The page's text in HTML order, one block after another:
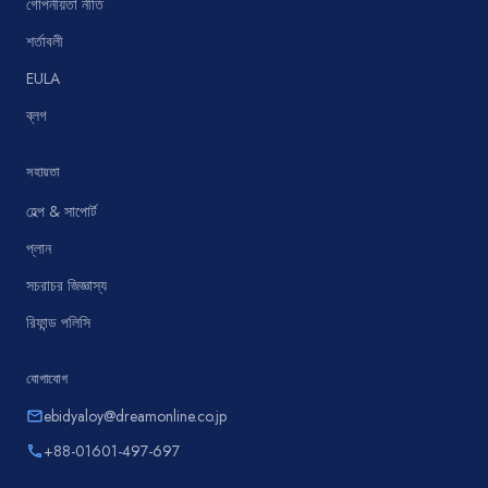
গোপনীয়তা নীতি
শর্তাবলী
EULA
ব্লগ
সহায়তা
হেল্প & সাপোর্ট
প্লান
সচরাচর জিজ্ঞাস্য
রিফান্ড পলিসি
যোগাযোগ
emailebidyaloy@dreamonline.co.jp
phone+88-01601-497-697